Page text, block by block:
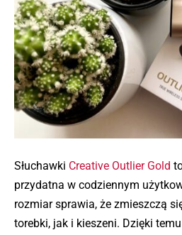
Słuchawki Creative Outlier Gold
przydatna w codziennym
rozmiar sprawia, że zmieszczą
torebki, jak i kieszeni. Dzięki